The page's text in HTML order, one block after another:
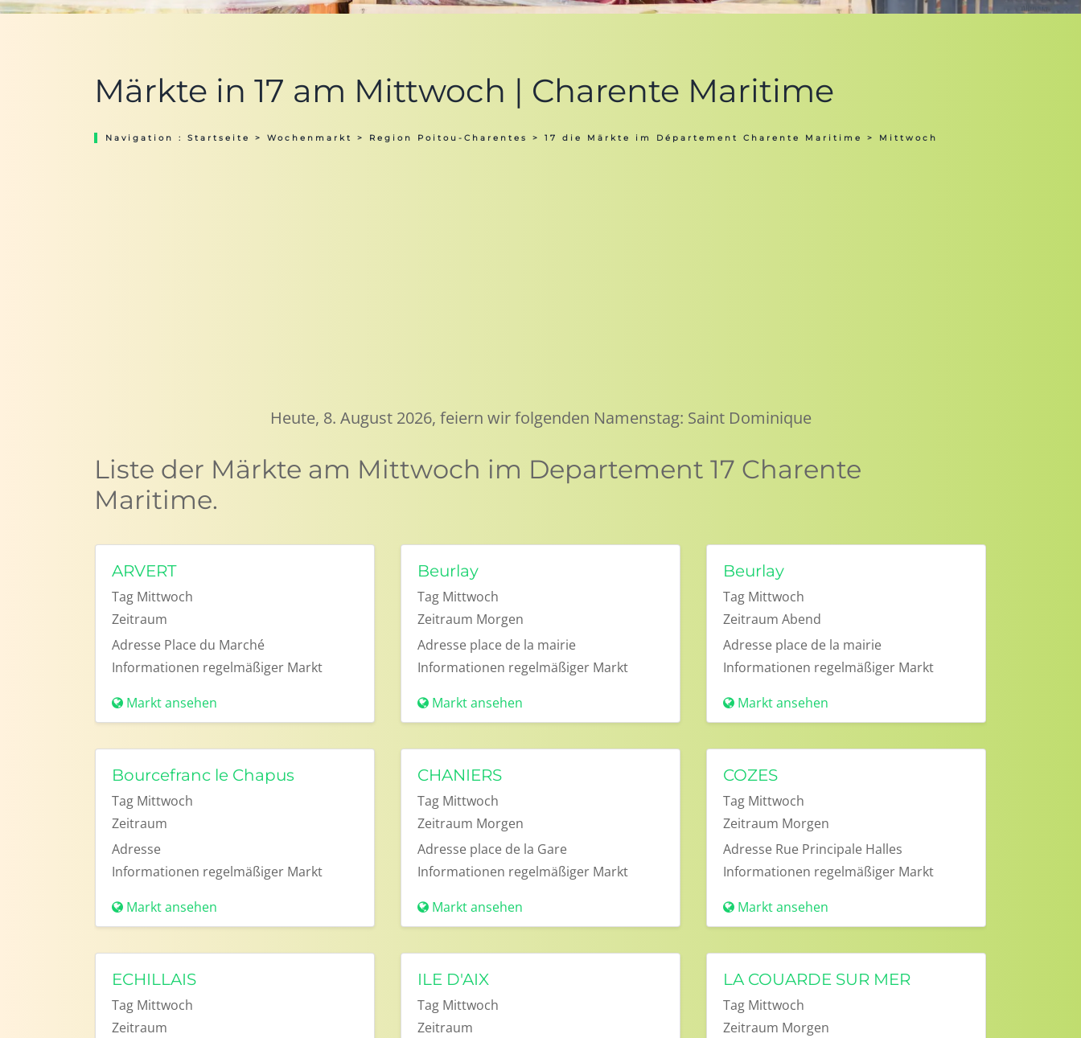
Märkte in 17 am Mittwoch | Charente Maritime
Navigation : Startseite > Wochenmarkt > Region Poitou-Charentes > 17 die Märkte im Département Charente Maritime > Mittwoch
Heute, 8. August 2026, feiern wir folgenden Namenstag: Saint Dominique
Liste der Märkte am Mittwoch im Departement 17 Charente
Maritime.
ARVERT
Tag Mittwoch
Zeitraum
Adresse Place du Marché
Informationen regelmäßiger Markt
Markt ansehen
Beurlay
Tag Mittwoch
Zeitraum Morgen
Adresse place de la mairie
Informationen regelmäßiger Markt
Markt ansehen
Beurlay
Tag Mittwoch
Zeitraum Abend
Adresse place de la mairie
Informationen regelmäßiger Markt
Markt ansehen
Bourcefranc le Chapus
Tag Mittwoch
Zeitraum
Adresse
Informationen regelmäßiger Markt
Markt ansehen
CHANIERS
Tag Mittwoch
Zeitraum Morgen
Adresse place de la Gare
Informationen regelmäßiger Markt
Markt ansehen
COZES
Tag Mittwoch
Zeitraum Morgen
Adresse Rue Principale Halles
Informationen regelmäßiger Markt
Markt ansehen
ECHILLAIS
Tag Mittwoch
Zeitraum
ILE D'AIX
Tag Mittwoch
Zeitraum
LA COUARDE SUR MER
Tag Mittwoch
Zeitraum Morgen